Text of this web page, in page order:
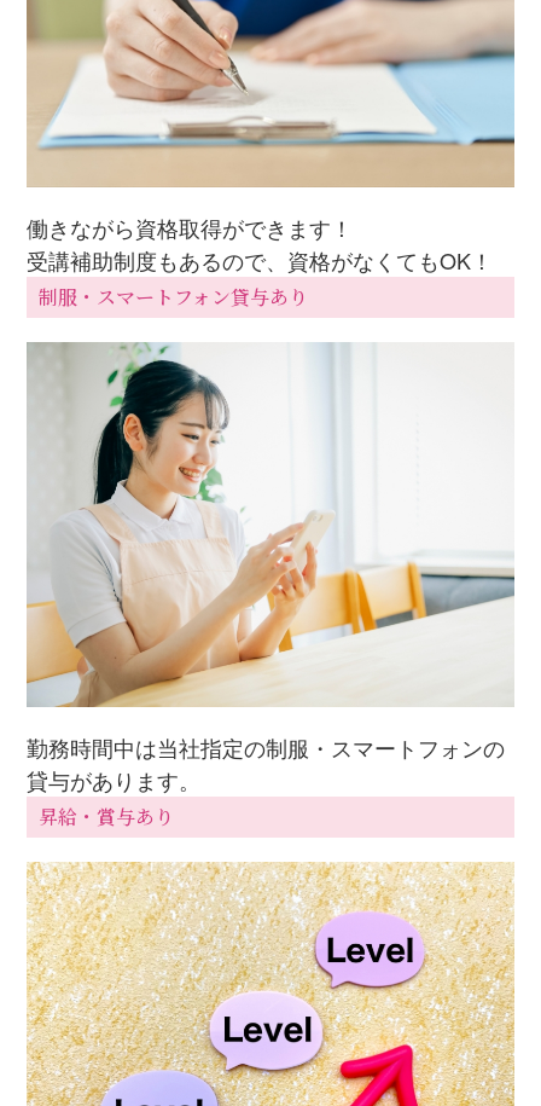
働きながら資格取得ができます！
受講補助制度もあるので、資格がなくてもOK！
制服・スマートフォン貸与あり
勤務時間中は当社指定の制服・スマートフォンの
貸与があります。
昇給・賞与あり